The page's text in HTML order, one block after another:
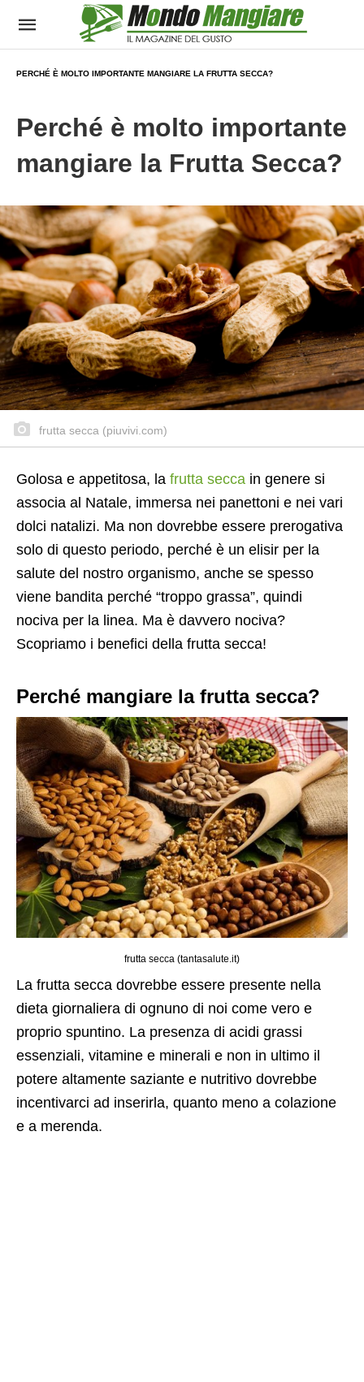
PERCHÉ È MOLTO IMPORTANTE MANGIARE LA FRUTTA SECCA?
Perché è molto importante
mangiare la Frutta Secca?
frutta secca (piuvivi.com)
Golosa e appetitosa, la frutta secca in genere si
associa al Natale, immersa nei panettoni e nei vari
dolci natalizi. Ma non dovrebbe essere prerogativa
solo di questo periodo, perché è un elisir per la
salute del nostro organismo, anche se spesso
viene bandita perché “troppo grassa”, quindi
nociva per la linea. Ma è davvero nociva?
Scopriamo i benefici della frutta secca!
Perché mangiare la frutta secca?
frutta secca (tantasalute.it)
La frutta secca dovrebbe essere presente nella
dieta giornaliera di ognuno di noi come vero e
proprio spuntino. La presenza di acidi grassi
essenziali, vitamine e minerali e non in ultimo il
potere altamente saziante e nutritivo dovrebbe
incentivarci ad inserirla, quanto meno a colazione
e a merenda.